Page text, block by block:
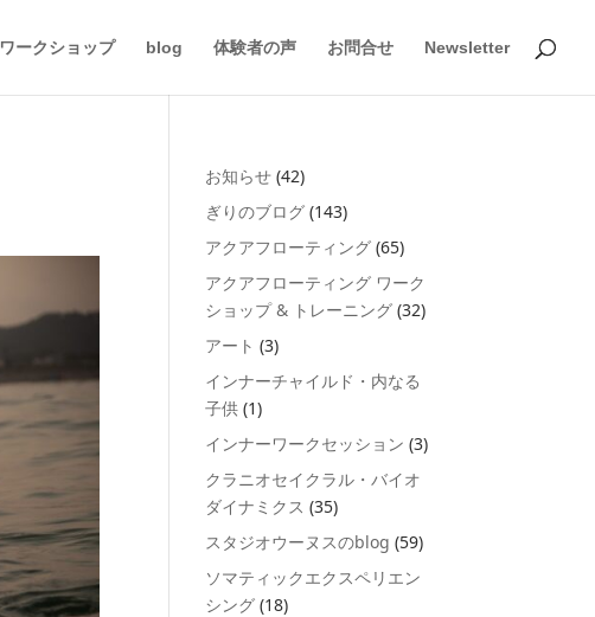
ワークショップ blog 体験者の声 お問合せ Newsletter
お知らせ (42)
ぎりのブログ (143)
アクアフローティング (65)
アクアフローティング ワーク
ショップ & トレーニング (32)
アート (3)
インナーチャイルド・内なる
子供 (1)
インナーワークセッション (3)
クラニオセイクラル・バイオ
ダイナミクス (35)
スタジオウーヌスのblog (59)
ソマティックエクスペリエン
シング (18)